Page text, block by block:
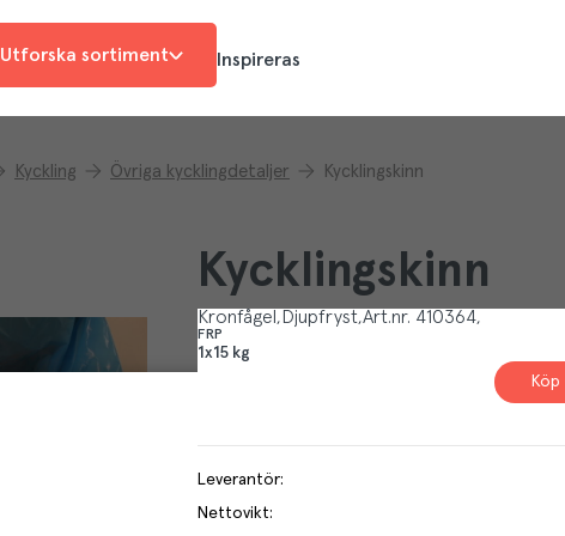
Utforska sortiment Inspireras
Kyckling Övriga kycklingdetaljer Kycklingskinn
Kycklingskinn
Kronfågel Djupfryst Art.nr. 410364
FRP
1x15 kg
Köp
Leverantör:
Nettovikt: